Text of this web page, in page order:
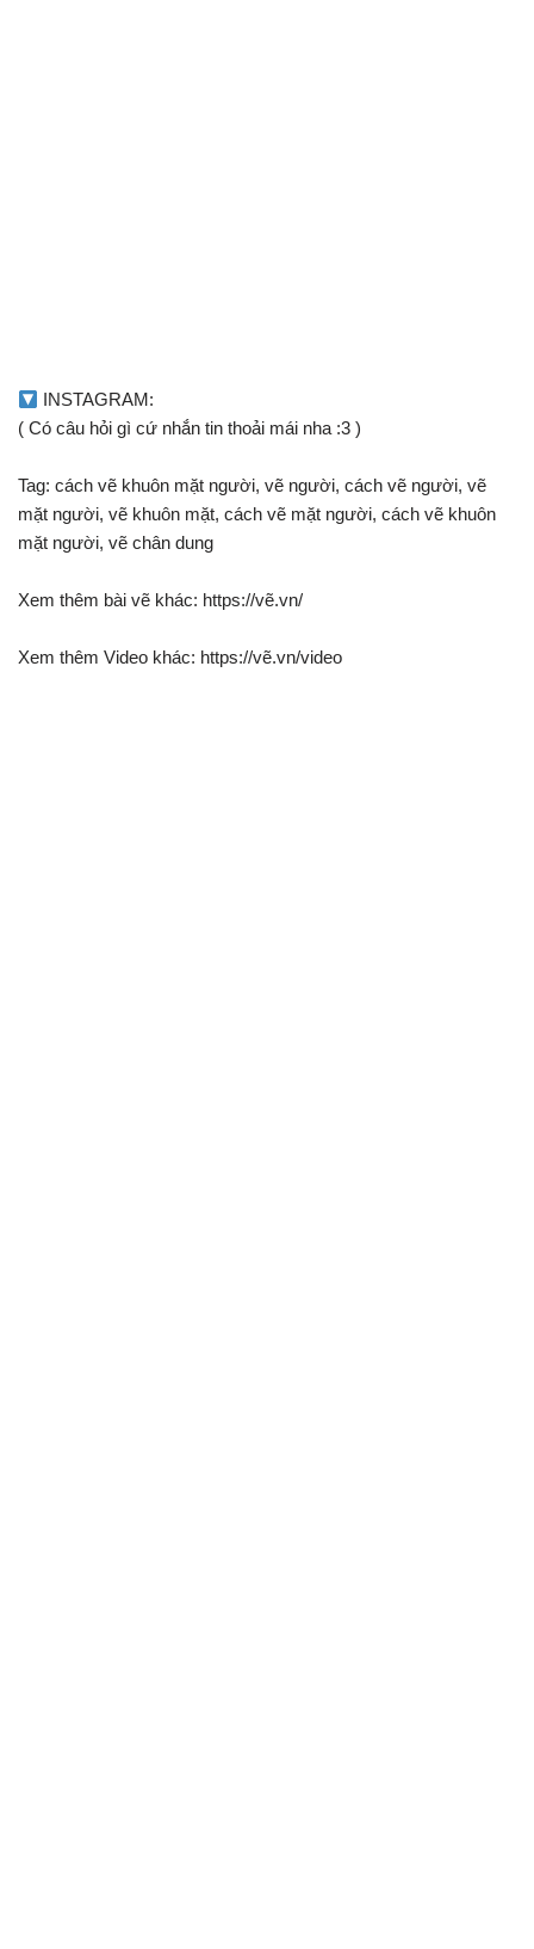
INSTAGRAM:
( Có câu hỏi gì cứ nhắn tin thoải mái nha :3 )
Tag: cách vẽ khuôn mặt người, vẽ người, cách vẽ người, vẽ
mặt người, vẽ khuôn mặt, cách vẽ mặt người, cách vẽ khuôn
mặt người, vẽ chân dung
Xem thêm bài vẽ khác: https://vẽ.vn/
Xem thêm Video khác: https://vẽ.vn/video